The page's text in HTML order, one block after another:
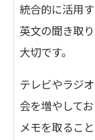
統合的に活用
英文の聞き取
大切です。
テレビやラジ
会を増やしてお
メモを取るこ